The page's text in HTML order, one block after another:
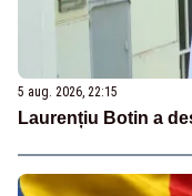
5 aug. 2026, 22:15
Laurențiu Botin a